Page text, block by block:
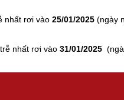
nhất rơi vào25/01/2025(ngày
nhất rơi vào31/01/2025